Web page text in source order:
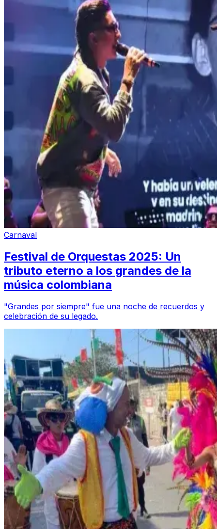
Carnaval
Festival de Orquestas 2025: Un
tributo eterno a los grandes de la
música colombiana
"Grandes por siempre" fue una noche de recuerdos y
celebración de su legado.